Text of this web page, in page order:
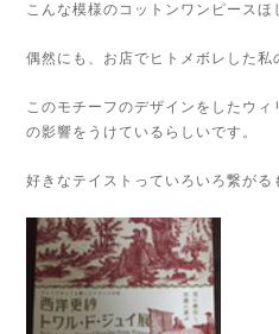
こんな模様のコットンワンピースほ
偶然にも、お店でヒトメボレした私
このモチーフのデザインをしたウ
の影響をうけているらしいです。
好きなテイストっていろいろ繋がる